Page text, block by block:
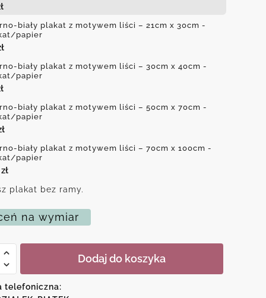
biały plakat z motywem liści – 21cm x 30cm -
papier
biały plakat z motywem liści – 30cm x 40cm -
papier
biały plakat z motywem liści – 50cm x 70cm -
papier
biały plakat z motywem liści – 70cm x 100cm -
papier
zł
plakat bez ramy.
na wymiar
Dodaj do koszyka
telefoniczna: